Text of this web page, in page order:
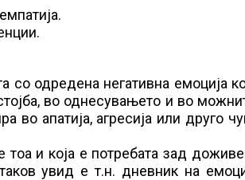
со одредена негативна емоција
во однесувањето и во
апатија, агресија или друго
и која е потребата зад
увид е т.н. дневник на